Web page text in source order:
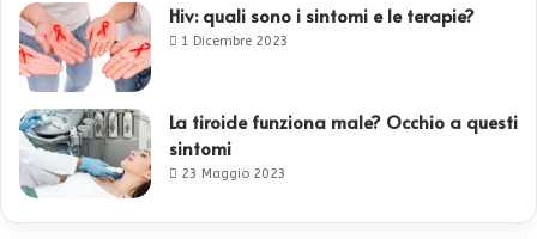
Hiv: quali sono i sintomi e le terapie?
1 Dicembre 2023
La tiroide funziona male? Occhio a questi
sintomi
23 Maggio 2023